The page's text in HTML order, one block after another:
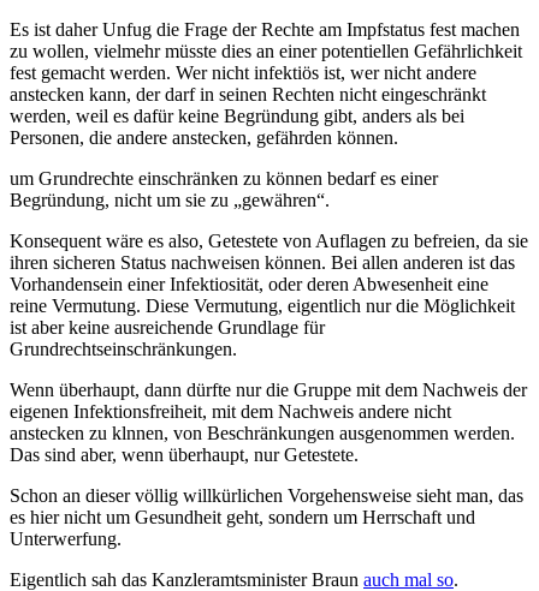
Es ist daher Unfug die Frage der Rechte am Impfstatus fest machen
zu wollen, vielmehr müsste dies an einer potentiellen Gefährlichkeit
fest gemacht werden. Wer nicht infektiös ist, wer nicht andere
anstecken kann, der darf in seinen Rechten nicht eingeschränkt
werden, weil es dafür keine Begründung gibt, anders als bei
Personen, die andere anstecken, gefährden können.
um Grundrechte einschränken zu können bedarf es einer
Begründung, nicht um sie zu „gewähren“.
Konsequent wäre es also, Getestete von Auflagen zu befreien, da sie
ihren sicheren Status nachweisen können. Bei allen anderen ist das
Vorhandensein einer Infektiosität, oder deren Abwesenheit eine
reine Vermutung. Diese Vermutung, eigentlich nur die Möglichkeit
ist aber keine ausreichende Grundlage für
Grundrechtseinschränkungen.
Wenn überhaupt, dann dürfte nur die Gruppe mit dem Nachweis der
eigenen Infektionsfreiheit, mit dem Nachweis andere nicht
anstecken zu klnnen, von Beschränkungen ausgenommen werden.
Das sind aber, wenn überhaupt, nur Getestete.
Schon an dieser völlig willkürlichen Vorgehensweise sieht man, das
es hier nicht um Gesundheit geht, sondern um Herrschaft und
Unterwerfung.
Eigentlich sah das Kanzleramtsminister Braun auch mal so.